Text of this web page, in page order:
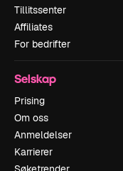
Tillitssenter
Affiliates
For bedrifter
Selskap
Prising
Om oss
Anmeldelser
Karrierer